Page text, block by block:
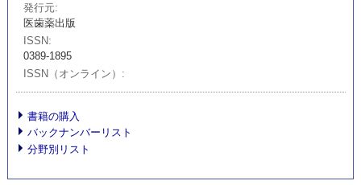
発行元
医歯薬出版
ISSN
0389-1895
ISSN（オンライン）
書籍の購入
バックナンバーリスト
分野別リスト